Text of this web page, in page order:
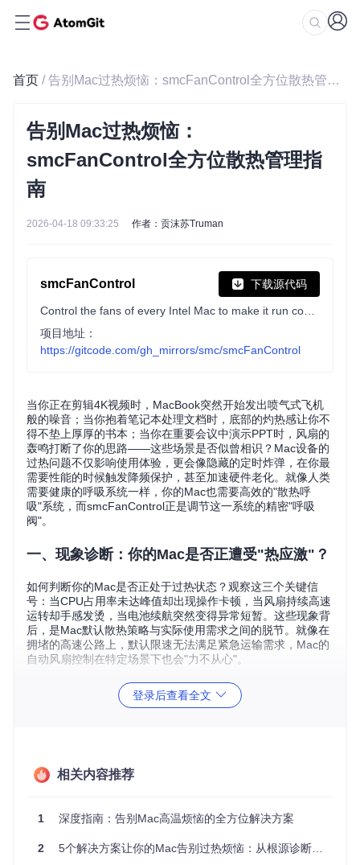
首页 / 告别Mac过热烦恼：smcFanControl全方位散热管理指南
告别Mac过热烦恼：
smcFanControl全方位散热管理指
南
2026-04-18 09:33:25 作者：贡沫苏Truman
smcFanControl 下载源代码
项目地址：
https://gitcode.com/gh_mirrors/smc/smcFanControl
当你正在剪辑4K视频时，MacBook突然开始发出喷气式飞机
般的噪音；当你抱着笔记本处理文档时，底部的灼热感让你不
得不垫上厚厚的书本；当你在重要会议中演示PPT时，风扇的
轰鸣打断了你的思路——这些场景是否似曾相识？Mac设备的
过热问题不仅影响使用体验，更会像隐藏的定时炸弹，在你最
需要性能的时候触发降频保护，甚至加速硬件老化。就像人类
需要健康的呼吸系统一样，你的Mac也需要高效的"散热呼
吸"系统，而smcFanControl正是调节这一系统的精密"呼吸
阀"。
一、现象诊断：你的Mac是否正遭受"热应激"？
如何判断你的Mac是否正处于过热状态？观察这三个关键信
号：当CPU占用率未达峰值却出现操作卡顿，当风扇持续高速
运转却手感发烫，当电池续航突然变得异常短暂。这些现象背
后，是Mac默认散热策略与实际使用需求之间的脱节。就像在
拥堵的高速公路上，默认限速无法满足紧急运输需求，Mac的
自动风扇控制在特定场景下也会"力不从心"。
二、工具解析：smcFanControl的三大核心能
想象你的Mac是一位不会说话的运动员，smcFanControl就像
PU温度变化曲线，以及系统负载状态。这种可视化监控打破
及时采取措施。
登录后查看全文
相关内容推荐
1 深度指南：告别Mac高温烦恼的全方位解决方案
2 5个解决方案让你的Mac告别过热烦恼：从根源诊断到智能调节